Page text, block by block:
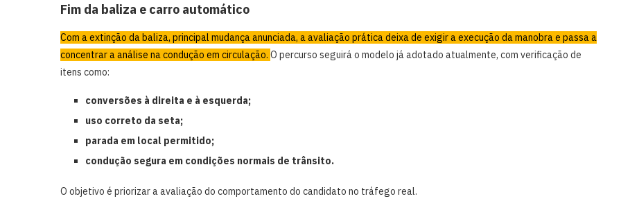
Fim da baliza e carro automático
Com a extinção da baliza, principal mudança anunciada, a avaliação prática deixa de exigir a execução da manobra e passa a
concentrar a análise na condução em circulação. O percurso seguirá o modelo já adotado atualmente, com verificação de
itens como:
conversões à direita e à esquerda;
uso correto da seta;
parada em local permitido;
condução segura em condições normais de trânsito.
O objetivo é priorizar a avaliação do comportamento do candidato no tráfego real.